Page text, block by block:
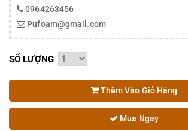
0964263456
Pufoam@gmail.com
SỐ LƯỢNG
Thêm Vào Giỏ Hàng
Mua Ngay